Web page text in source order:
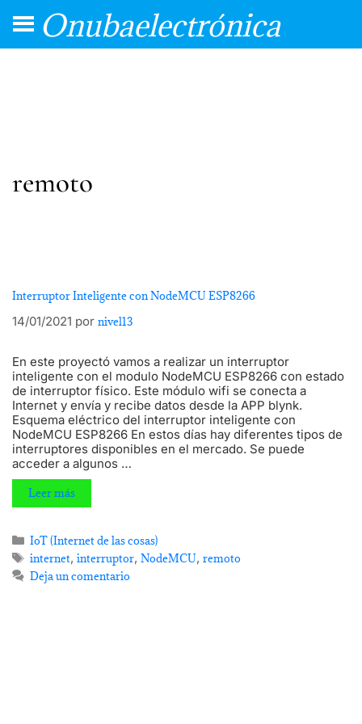
Onubaelectrónica
remoto
Interruptor Inteligente con NodeMCU ESP8266
14/01/2021 por nivel13
En este proyectó vamos a realizar un interruptor
inteligente con el modulo NodeMCU ESP8266 con estado
de interruptor físico. Este módulo wifi se conecta a
Internet y envía y recibe datos desde la APP blynk.
Esquema eléctrico del interruptor inteligente con
NodeMCU ESP8266 En estos días hay diferentes tipos de
interruptores disponibles en el mercado. Se puede
acceder a algunos …
Leer más
IoT (Internet de las cosas)
internet, interruptor, NodeMCU, remoto
Deja un comentario